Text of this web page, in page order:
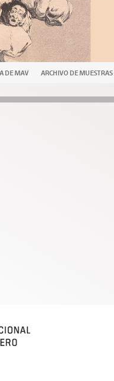
DE MAV ARCHIVO DE MUESTRAS